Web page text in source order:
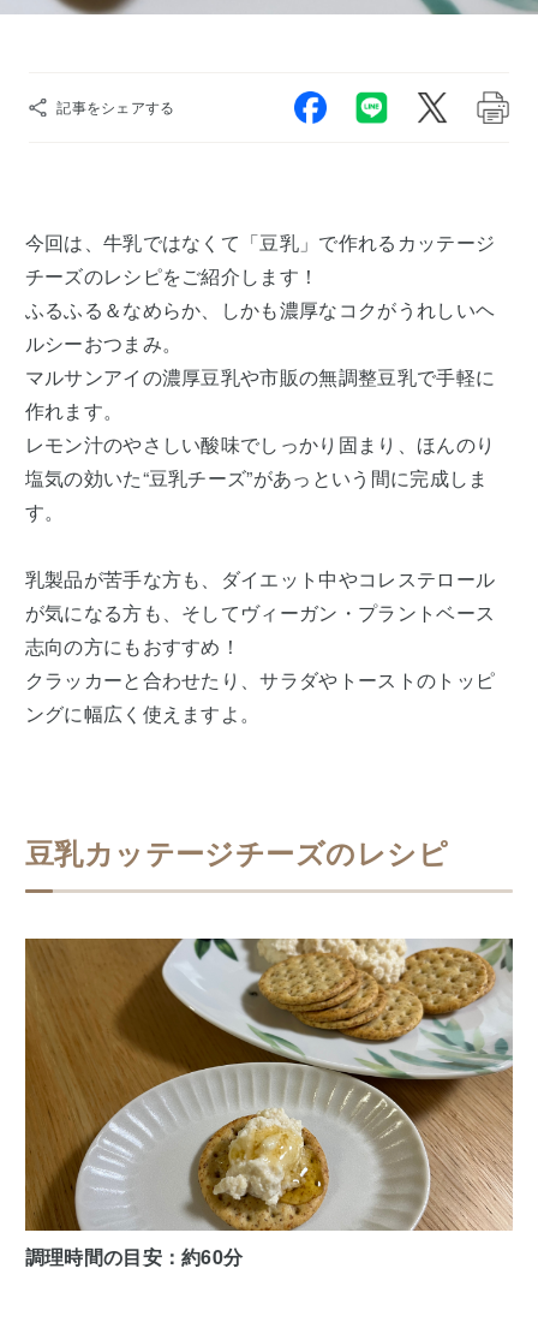
記事をシェアする
今回は、牛乳ではなくて「豆乳」で作れるカッテージ
チーズのレシピをご紹介します！
ふるふる＆なめらか、しかも濃厚なコクがうれしいヘ
ルシーおつまみ。
マルサンアイの濃厚豆乳や市販の無調整豆乳で手軽に
作れます。
レモン汁のやさしい酸味でしっかり固まり、ほんのり
塩気の効いた“豆乳チーズ”があっという間に完成しま
す。
乳製品が苦手な方も、ダイエット中やコレステロール
が気になる方も、そしてヴィーガン・プラントベース
志向の方にもおすすめ！
クラッカーと合わせたり、サラダやトーストのトッピ
ングに幅広く使えますよ。
豆乳カッテージチーズのレシピ
調理時間の目安：約60分